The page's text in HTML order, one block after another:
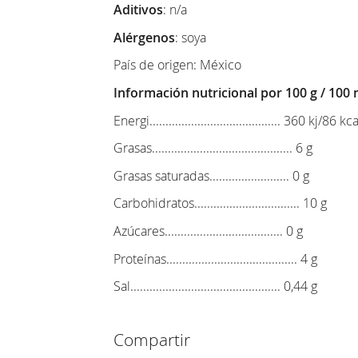
Aditivos: n/a
Alérgenos: soya
País de origen: México
Información nutricional por 100 g / 100
Energi......................................... 360 kj/86
Grasas............................................ 6 g
Grasas saturadas......................... 0 g
Carbohidratos................................. 10 g
Azúcares..................................... 0 g
Proteínas......................................... 4 g
Sal............................................... 0,44 g
Compartir